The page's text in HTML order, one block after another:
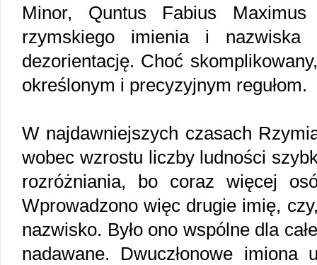
Minor, Quntus Fabius Maximus
rzymskiego imienia i
dezorientację. Choć
określonym i precyzyjnym regułom.
W najdawniejszych czasach
wobec wzrostu liczby ludności
rozróżniania, bo coraz więcej
Wprowadzono więc drugie imię,
nazwisko. Było ono wspólne dla
nadawane. Dwuczłonowe imiona